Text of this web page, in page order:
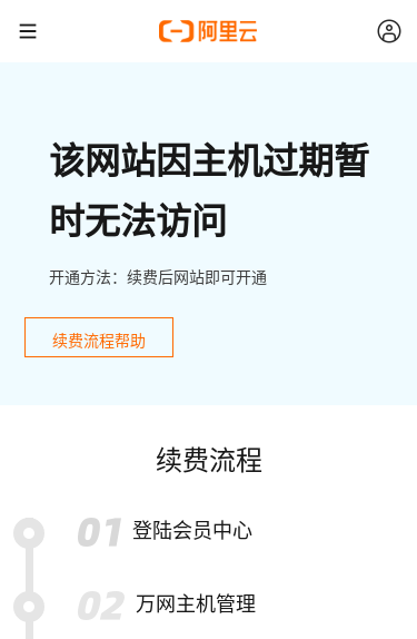
该网站因主机过期暂
时无法访问
开通方法：续费后网站即可开通
续费流程帮助
续费流程
登陆会员中心
万网主机管理